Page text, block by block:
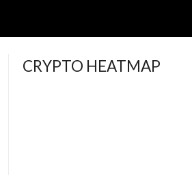
CRYPTO HEATMAP